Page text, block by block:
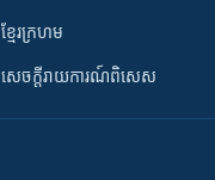
ខ្មែរក្រហម
សេចក្តីរាយការណ៍ពិសេស